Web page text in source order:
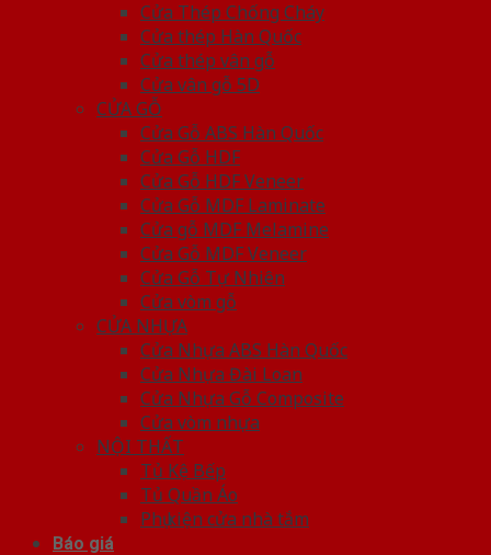
Cửa Thép Chống Cháy
Cửa thép Hàn Quốc
Cửa thép vân gỗ
Cửa vân gỗ 5D
CỬA GỖ
Cửa Gỗ ABS Hàn Quốc
Cửa Gỗ HDF
Cửa Gỗ HDF Veneer
Cửa Gỗ MDF Laminate
Cửa gỗ MDF Melamine
Cửa Gỗ MDF Veneer
Cửa Gỗ Tự Nhiên
Cửa vòm gỗ
CỬA NHỰA
Cửa Nhựa ABS Hàn Quốc
Cửa Nhựa Đài Loan
Cửa Nhựa Gỗ Composite
Cửa vòm nhựa
NỘI THẤT
Tủ Kệ Bếp
Tủ Quần Áo
Phụ kiện cửa nhà tắm
Báo giá